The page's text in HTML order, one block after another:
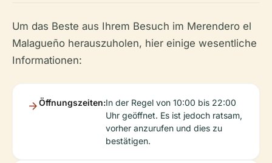
Um das Beste aus Ihrem Besuch im Merendero el
Malagueño herauszuholen, hier einige wesentliche
Informationen:
Öffnungszeiten:In der Regel von 10:00 bis 22:00
Uhr geöffnet. Es ist jedoch ratsam,
vorher anzurufen und dies zu
bestätigen.